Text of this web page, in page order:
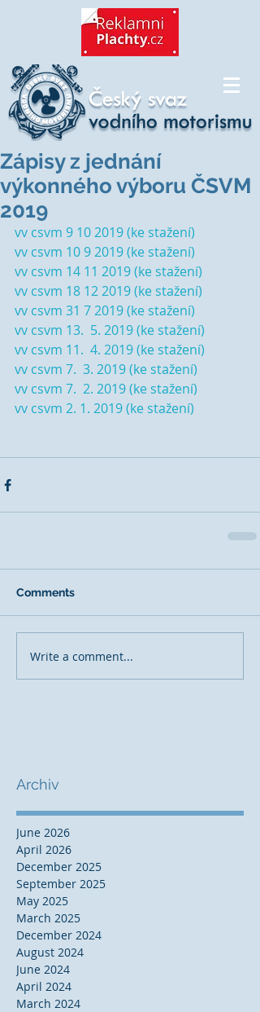
Zápisy z jednání
výkonného výboru ČSVM
2019
vv csvm 9 10 2019 (ke stažení)
vv csvm 10 9 2019 (ke stažení)
vv csvm 14 11 2019 (ke stažení)
vv csvm 18 12 2019 (ke stažení)
vv csvm 31 7 2019 (ke stažení)
vv csvm 13.  5. 2019 (ke stažení)
vv csvm 11.  4. 2019 (ke stažení)
vv csvm 7.  3. 2019 (ke stažení)
vv csvm 7.  2. 2019 (ke stažení)
vv csvm 2. 1. 2019 (ke stažení)
Comments
Write a comment...
Archiv
June 2026
April 2026
December 2025
September 2025
May 2025
March 2025
December 2024
August 2024
June 2024
April 2024
March 2024